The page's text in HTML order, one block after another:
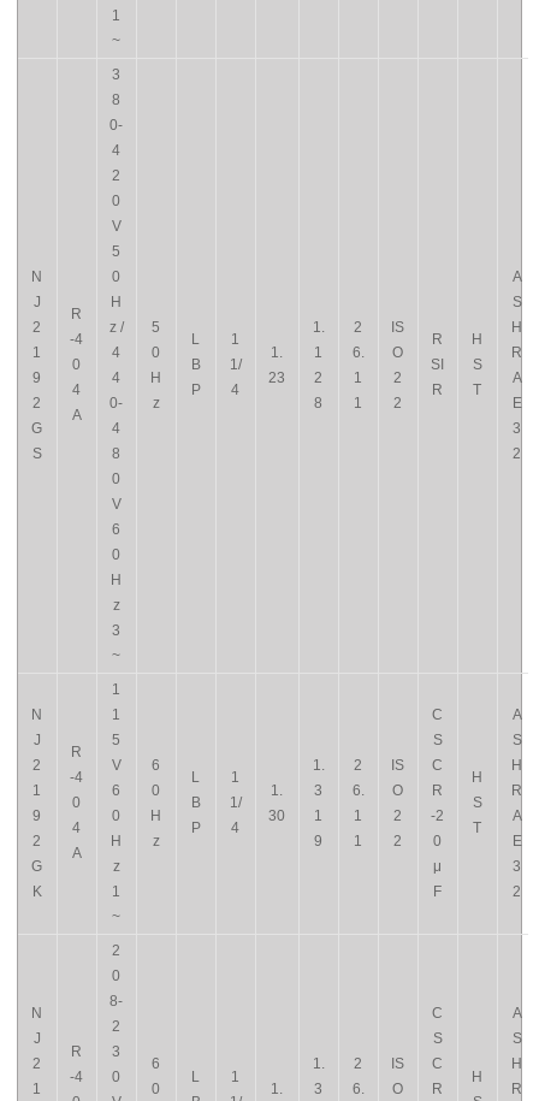
1
~
N
J
2
1
9
2
G
S
R
-4
0
4
A
3
8
0-
4
2
0
V
5
0
H
z /
4
4
0-
4
8
0
V
6
0
H
z
3
~
5
0
H
z
L
B
P
1
1/
4
1.
23
1.
1
2
8
2
6.
1
1
IS
O
2
2
R
SI
R
H
S
T
A
S
H
R
A
E
3
2
N
J
2
1
9
2
G
K
R
-4
0
4
A
1
1
5
V
6
0
H
z
1
~
6
0
H
z
L
B
P
1
1/
4
1.
30
1.
3
1
9
2
6.
1
1
IS
O
2
2
C
S
C
R
-2
0
μ
F
H
S
T
A
S
H
R
A
E
3
2
N
J
2
1
R
-4
2
0
8-
2
3
0
6
0
L
1
1.
1.
3
2
6.
IS
O
C
S
C
R
H
A
S
H
R